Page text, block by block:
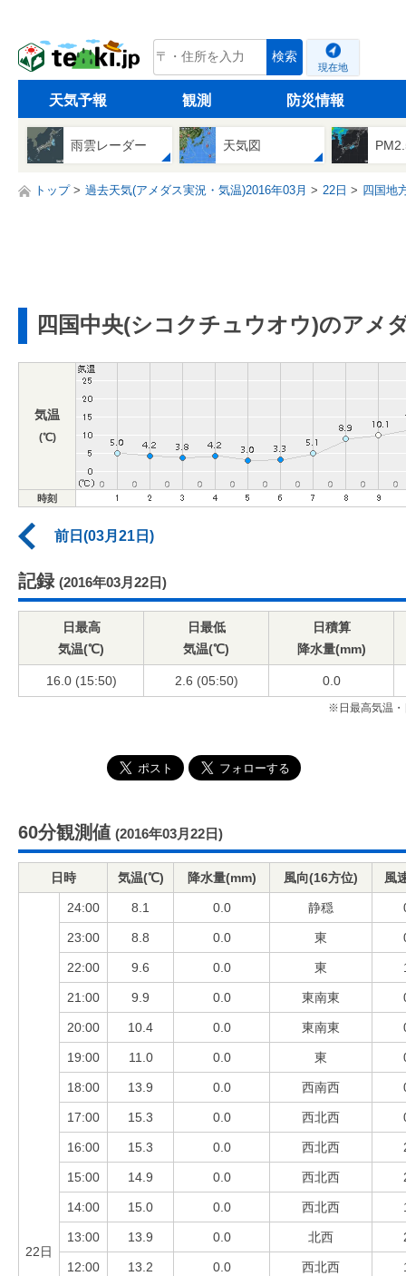
tenki.jp 検索
現在地
天気予報 観測 防災情報
雨雲レーダー 天気図
トップ 過去天気(アメダス実況・気温)2016年03月 22日 四国地
四国中央(シコクチュウオウ)のアメ
気温
(℃)
時刻
前日(03月21日)
記録 (2016年03月22日)
日最高
気温(℃)
日最低
気温(℃)
日積算
降水量(mm)
16.0 (15:50) 2.6 (05:50) 0.0
※日最高気温・
60分観測値 (2016年03月22日)
日時 気温(℃) 降水量(mm) 風向(16方位) 風
22日
24:00 8.1 0.0 静穏
23:00 8.8 0.0 東
22:00 9.6 0.0 東
21:00 9.9 0.0 東南東
20:00 10.4 0.0 東南東
19:00 11.0 0.0 東
18:00 13.9 0.0 西南西
17:00 15.3 0.0 西北西
16:00 15.3 0.0 西北西
15:00 14.9 0.0 西北西
14:00 15.0 0.0 西北西
13:00 13.9 0.0 北西
12:00 13.2 0.0 西北西